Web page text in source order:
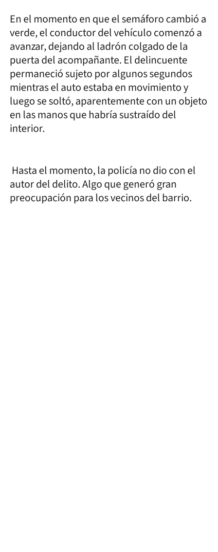
En el momento en que el semáforo cambió a
verde, el conductor del vehículo comenzó a
avanzar, dejando al ladrón colgado de la
puerta del acompañante. El delincuente
permaneció sujeto por algunos segundos
mientras el auto estaba en movimiento y
luego se soltó, aparentemente con un objeto
en las manos que habría sustraído del
interior.
Hasta el momento, la policía no dio con el
autor del delito. Algo que generó gran
preocupación para los vecinos del barrio.